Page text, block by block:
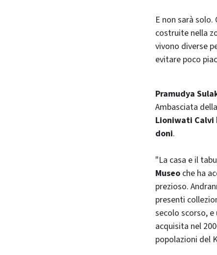
E non sarà solo.
costruite nella
vivono diverse
evitare poco
Pramudya
Ambasciata
Lioniwati Calvi
doni.
"La casa e il
Museo che ha
prezioso.
presenti
secolo scorso,
acquisita nel
popolazioni del